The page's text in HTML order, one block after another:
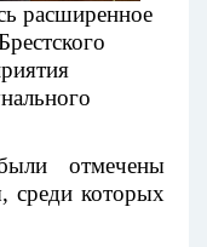
расширенное
отмечены
среди которых